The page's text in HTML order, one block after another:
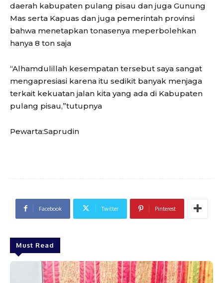
daerah kabupaten pulang pisau dan juga Gunung
Mas serta Kapuas dan juga pemerintah provinsi
bahwa menetapkan tonasenya meperbolehkan
hanya 8 ton saja
“Alhamdulillah kesempatan tersebut saya sangat
mengapresiasi karena itu sedikit banyak menjaga
terkait kekuatan jalan kita yang ada di Kabupaten
pulang pisau,”tutupnya
Pewarta:Saprudin
Facebook Twitter Pinterest
Must Read